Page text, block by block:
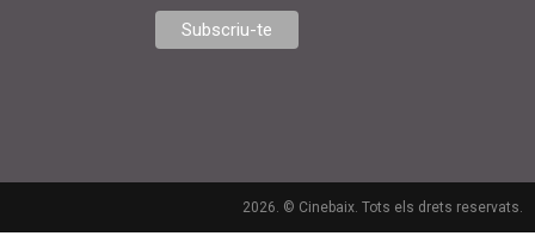
2026. © Cinebaix. Tots els drets reservats.